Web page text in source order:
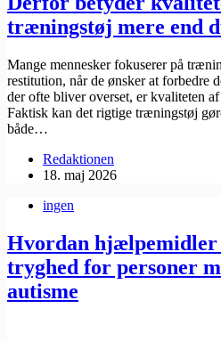
træningstøj mere end
Mange mennesker fokuserer på
restitution, når de ønsker at forbedre
der ofte bliver overset, er kvaliteten
Faktisk kan det rigtige træningstøj
både…
Redaktionen
18. maj 2026
ingen
Hvordan hjælpemidler
tryghed for personer
autisme